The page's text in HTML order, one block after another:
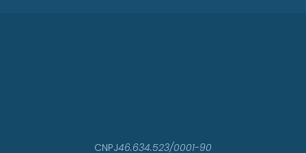
CNPJ46.634.523/0001-90